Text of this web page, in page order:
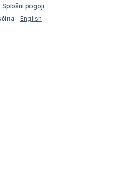
Splošni pogoji
English